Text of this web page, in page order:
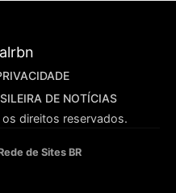
DE NOTÍCIAS
direitos reservados.
de Sites BR